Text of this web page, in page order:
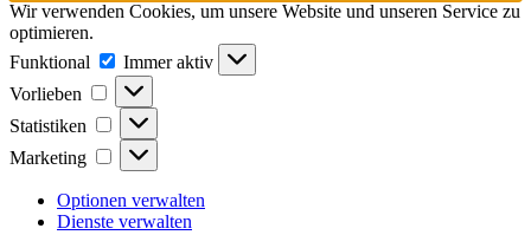
Wir verwenden Cookies, um unsere Website und unseren Service zu
optimieren.
Funktional
Funktional
Immer aktiv
Vorlieben
Vorlieben
Statistiken Statistiken
Marketing Marketing
Optionen verwalten
Dienste verwalten